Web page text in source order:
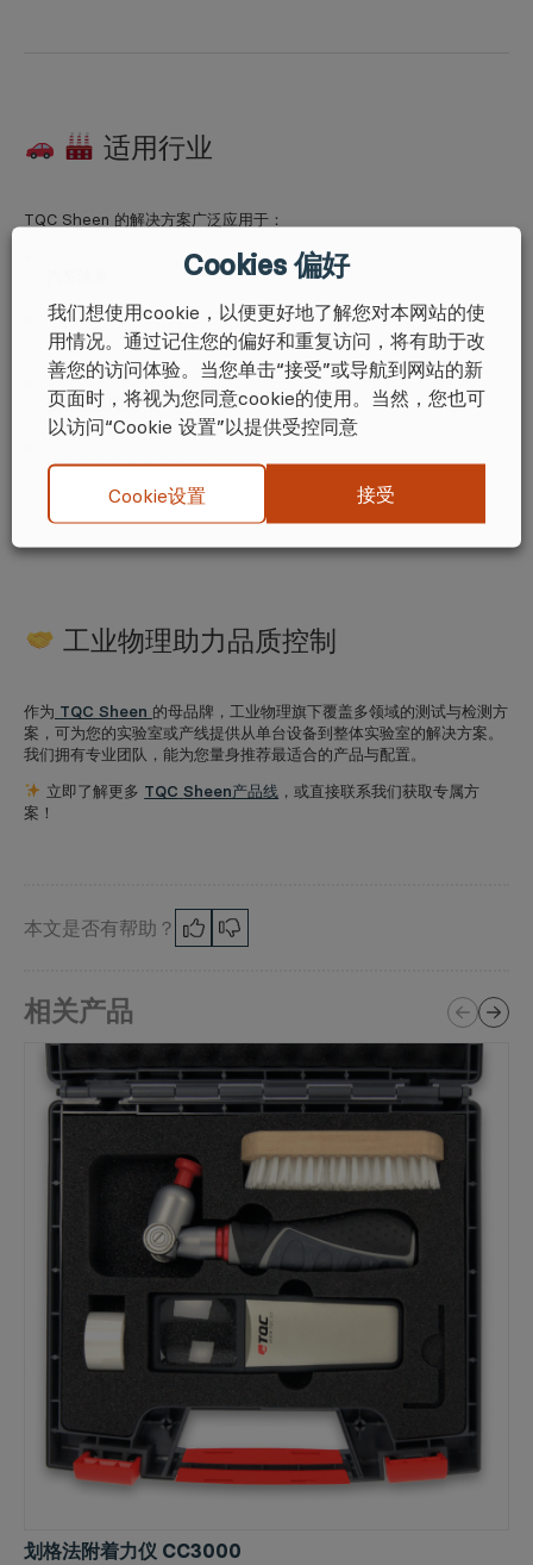
适用行业
TQC Sheen 的解决方案广泛应用于：
工业涂层
饮料包装印刷
通用涂料与薄膜行业的 QA 过程
工业物理助力品质控制
作为 TQC Sheen 的母品牌，工业物理旗下覆盖多领域的测试与检测方
案，可为您的实验室或产线提供从单台设备到整体实验室的解决方案。
我们拥有专业团队，能为您量身推荐最适合的产品与配置。
立即了解更多 TQC Sheen产品线 ，或直接联系我们获取专属方
案！
本文是否有帮助？
相关产品
划格法附着力仪 CC3000
Cookies 偏好
我们想使用cookie，以便更好地了解您对本网站的使
用情况。通过记住您的偏好和重复访问，将有助于改
善您的访问体验。当您单击“接受”或导航到网站的新
页面时，将视为您同意cookie的使用。当然，您也可
以访问“Cookie 设置”以提供受控同意
Cookie设置 接受